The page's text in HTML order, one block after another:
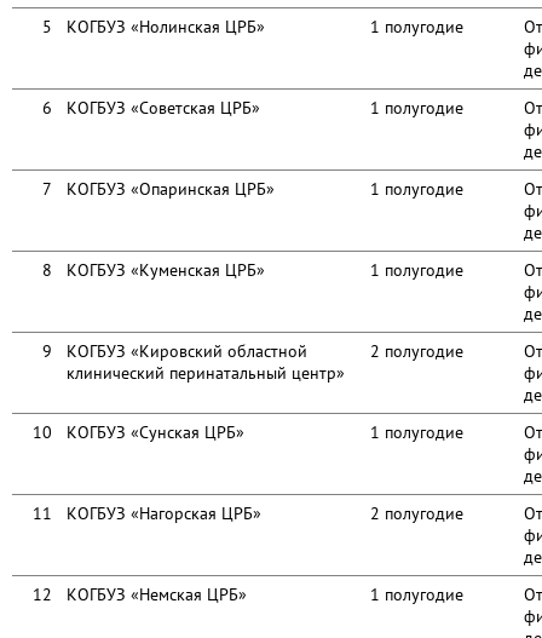
5
КОГБУЗ «Нолинская ЦРБ» 1 полугодие
6
КОГБУЗ «Советская ЦРБ» 1 полугодие
7
КОГБУЗ «Опаринская ЦРБ» 1 полугодие
8
КОГБУЗ «Куменская ЦРБ» 1 полугодие
9
КОГБУЗ «Кировский областной
клинический перинатальный центр»
2 полугодие
10
КОГБУЗ «Сунская ЦРБ» 1 полугодие
11
КОГБУЗ «Нагорская ЦРБ» 2 полугодие
12
КОГБУЗ «Немская ЦРБ» 1 полугодие